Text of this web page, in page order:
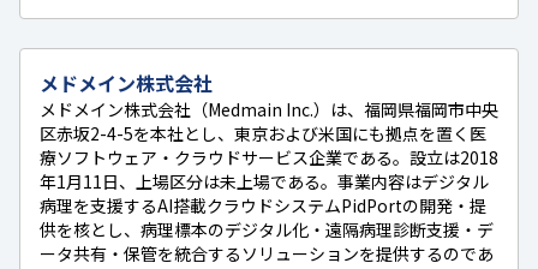
メドメイン株式会社
メドメイン株式会社（Medmain Inc.）は、福岡県福岡市中央
区赤坂2-4-5を本社とし、東京および米国にも拠点を置く医
療ソフトウェア・クラウドサービス企業である。設立は2018
年1月11日、上場区分は未上場である。事業内容はデジタル
病理を支援するAI搭載クラウドシステムPidPortの開発・提
供を核とし、病理標本のデジタル化・遠隔病理診断支援・デ
ータ共有・保管を統合するソリューションを提供するのであ